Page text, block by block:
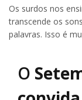
Os surdos nos
transcende os
palavras. Isso é
O